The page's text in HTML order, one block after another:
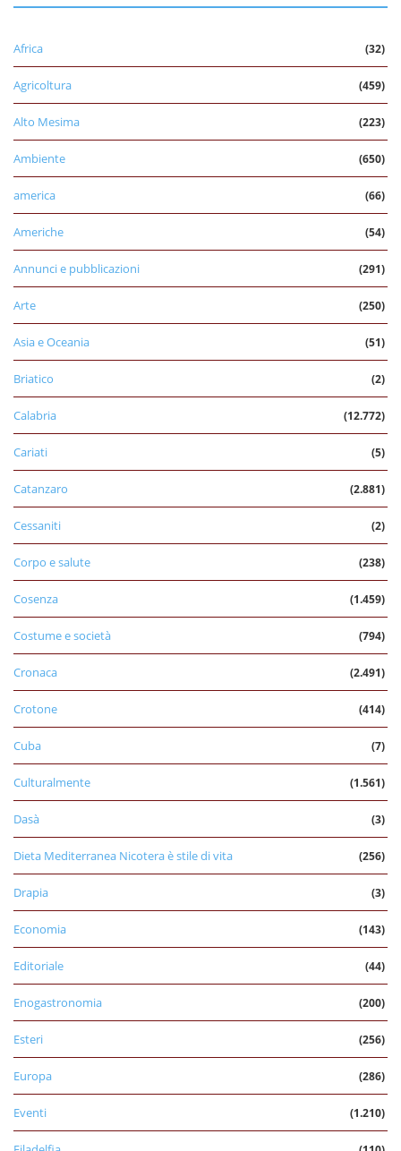
Africa (32)
Agricoltura (459)
Alto Mesima (223)
Ambiente (650)
america (66)
Americhe (54)
Annunci e pubblicazioni (291)
Arte (250)
Asia e Oceania (51)
Briatico (2)
Calabria (12.772)
Cariati (5)
Catanzaro (2.881)
Cessaniti (2)
Corpo e salute (238)
Cosenza (1.459)
Costume e società (794)
Cronaca (2.491)
Crotone (414)
Cuba (7)
Culturalmente (1.561)
Dasà (3)
Dieta Mediterranea Nicotera è stile di vita (256)
Drapia (3)
Economia (143)
Editoriale (44)
Enogastronomia (200)
Esteri (256)
Europa (286)
Eventi (1.210)